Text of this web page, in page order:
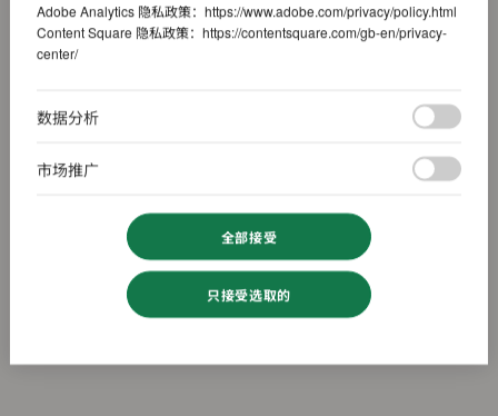
Adobe Analytics 隐私政策： https://www.adobe.com/privacy/policy.html
Content Square 隐私政策： https://contentsquare.com/gb-en/privacy-
center/
数据分析
市场推广
全部接受
只接受选取的